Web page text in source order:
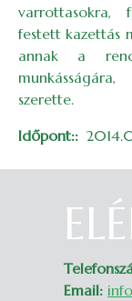
varrottasokra,
festett kazettás
annak a
szerette.
Időpont:
Email: